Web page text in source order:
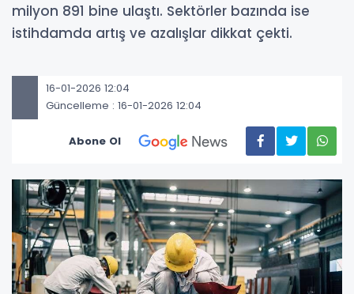
milyon 891 bine ulaştı. Sektörler bazında ise
istihdamda artış ve azalışlar dikkat çekti.
16-01-2026 12:04
Güncelleme : 16-01-2026 12:04
Abone Ol